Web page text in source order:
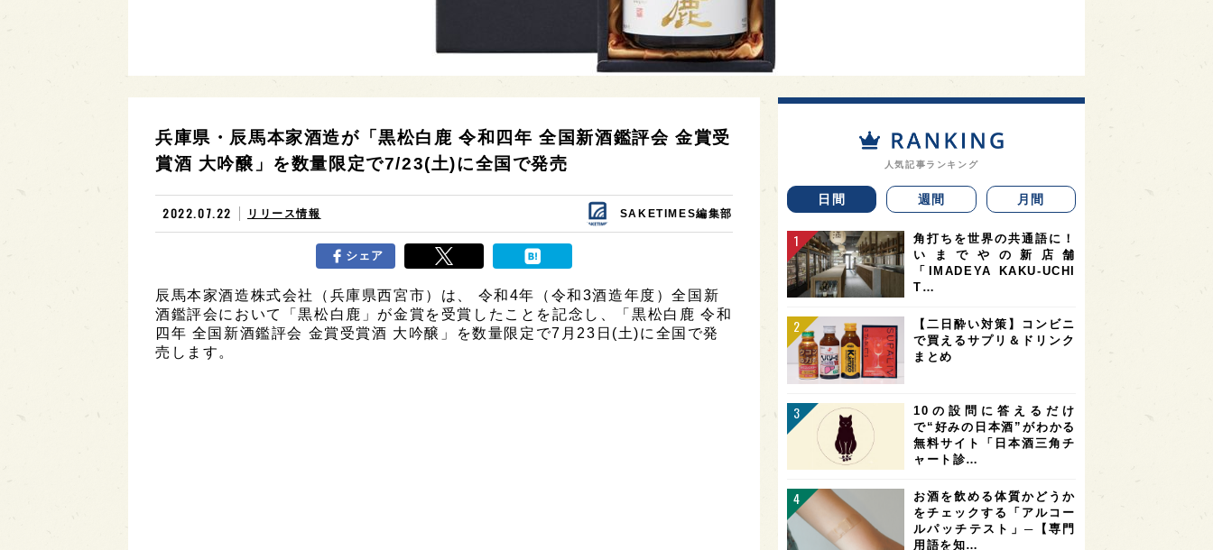
兵庫県・辰馬本家酒造が「黒松白鹿 令和四年 全国新酒鑑評会 金賞受
賞酒 大吟醸」を数量限定で7/23(土)に全国で発売
2022.07.22 リリース情報 SAKETIMES編集部
シェア
辰馬本家酒造株式会社（兵庫県西宮市）は、 令和4年（令和3酒造年度）全国新
酒鑑評会において「黒松白鹿」が金賞を受賞したことを記念し、「黒松白鹿 令和
四年 全国新酒鑑評会 金賞受賞酒 大吟醸」を数量限定で7月23日(土)に全国で発
売します。
人気記事ランキング
日間 週間 月間
角打ちを世界の共通語に！
いまでやの新店舗
「IMADEYA KAKU-UCHI
T…
【二日酔い対策】コンビニ
で買えるサプリ＆ドリンク
まとめ
10の設問に答えるだけ
で“好みの日本酒”がわかる
無料サイト「日本酒三角チ
ャート診…
お酒を飲める体質かどうか
をチェックする「アルコー
ルパッチテスト」─【専門
用語を知…